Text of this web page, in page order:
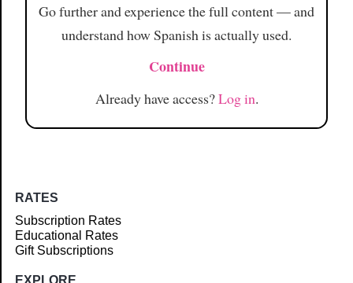
Go further and experience the full content — and
understand how Spanish is actually used.
Continue
Already have access?Log in.
RATES
Subscription Rates
Educational Rates
Gift Subscriptions
EXPLORE